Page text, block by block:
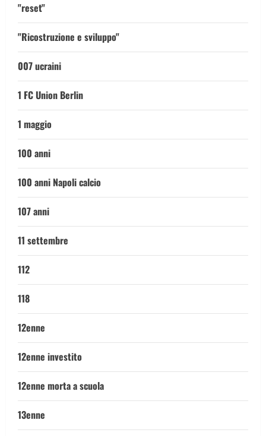
"reset"
"Ricostruzione e sviluppo"
007 ucraini
1 FC Union Berlin
1 maggio
100 anni
100 anni Napoli calcio
107 anni
11 settembre
112
118
12enne
12enne investito
12enne morta a scuola
13enne